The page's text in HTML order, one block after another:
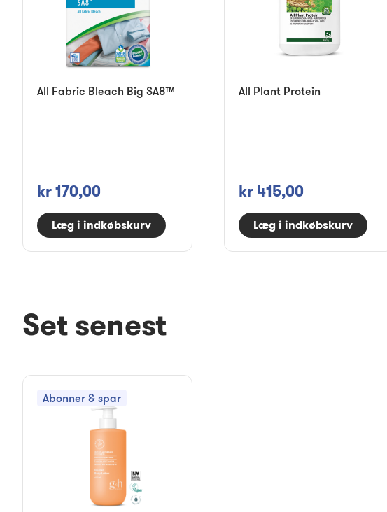
All Fabric Bleach Big SA8™
kr 170,00
Læg i indkøbskurv
All Plant Protein
kr 415,00
Læg i indkøbskurv
Set senest
Abonner & spar